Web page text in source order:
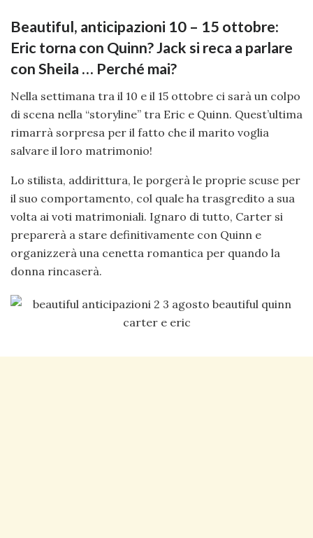
Beautiful, anticipazioni 10 – 15 ottobre:
Eric torna con Quinn? Jack si reca a parlare
con Sheila … Perché mai?
Nella settimana tra il 10 e il 15 ottobre ci sarà un colpo
di scena nella “storyline” tra Eric e Quinn. Quest’ultima
rimarrà sorpresa per il fatto che il marito voglia
salvare il loro matrimonio!
Lo stilista, addirittura, le porgerà le proprie scuse per
il suo comportamento, col quale ha trasgredito a sua
volta ai voti matrimoniali. Ignaro di tutto, Carter si
preparerà a stare definitivamente con Quinn e
organizzerà una cenetta romantica per quando la
donna rincaserà.